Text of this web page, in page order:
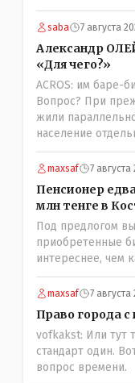
люди попробуют-
вы же сами
исторические
историческое
поселения ниже
находившегося
предложив
что всё в цвет: -
а Ново -
saba 7 августа
Александр
«Для чего?»
ACROS: им баре-
Вопрос? При
жили
население
кроме отдельных
их всегда быстро
политической
потихоньку
уже хочется
вы избранники?"
обезличивающей
избрали и
том что и власти
скапливается,
были бы
обычно, спешили,
на важных
не
maxsaf 7 августа
Пенсионер
млн тенге в
Под предлогом
приобретенные
интереснее, чем
maxsaf 7 августа
Право города
vofkakst: Или тут
стандарт один.
вопрос времени.